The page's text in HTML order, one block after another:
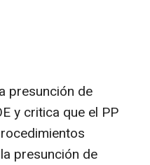
presunción de
y critica que el PP
presunción de